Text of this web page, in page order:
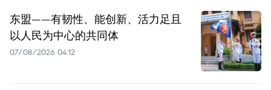
东盟——有韧性、能创新、活力足且
以人民为中心的共同体
07/08/2026 04:12